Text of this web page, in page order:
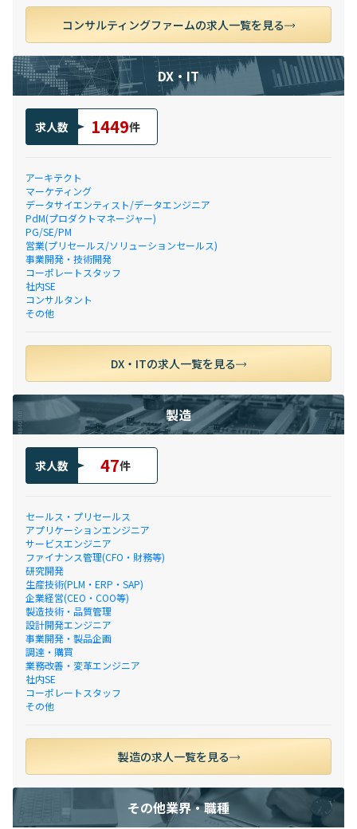
コンサルティングファームの求人一覧を見る
DX・IT
求人数 1449件
アーキテクト
マーケティング
データサイエンティスト/データエンジニア
PdM(プロダクトマネージャー)
PG/SE/PM
営業(プリセールス/ソリューションセールス)
事業開発・技術開発
コーポレートスタッフ
社内SE
コンサルタント
その他
DX・ITの求人一覧を見る
製造
求人数 47件
セールス・プリセールス
アプリケーションエンジニア
サービスエンジニア
ファイナンス管理(CFO・財務等)
研究開発
生産技術(PLM・ERP・SAP)
企業経営(CEO・COO等)
製造技術・品質管理
設計開発エンジニア
事業開発・製品企画
調達・購買
業務改善・変革エンジニア
社内SE
コーポレートスタッフ
その他
製造の求人一覧を見る
その他業界・職種